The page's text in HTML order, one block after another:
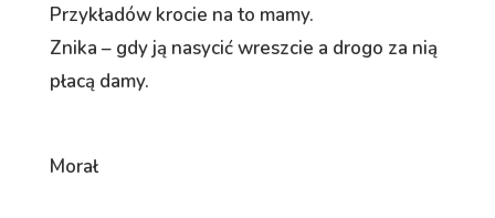
Przykładów krocie na to mamy.
Znika – gdy ją nasycić wreszcie a drogo za nią
płacą damy.
Morał